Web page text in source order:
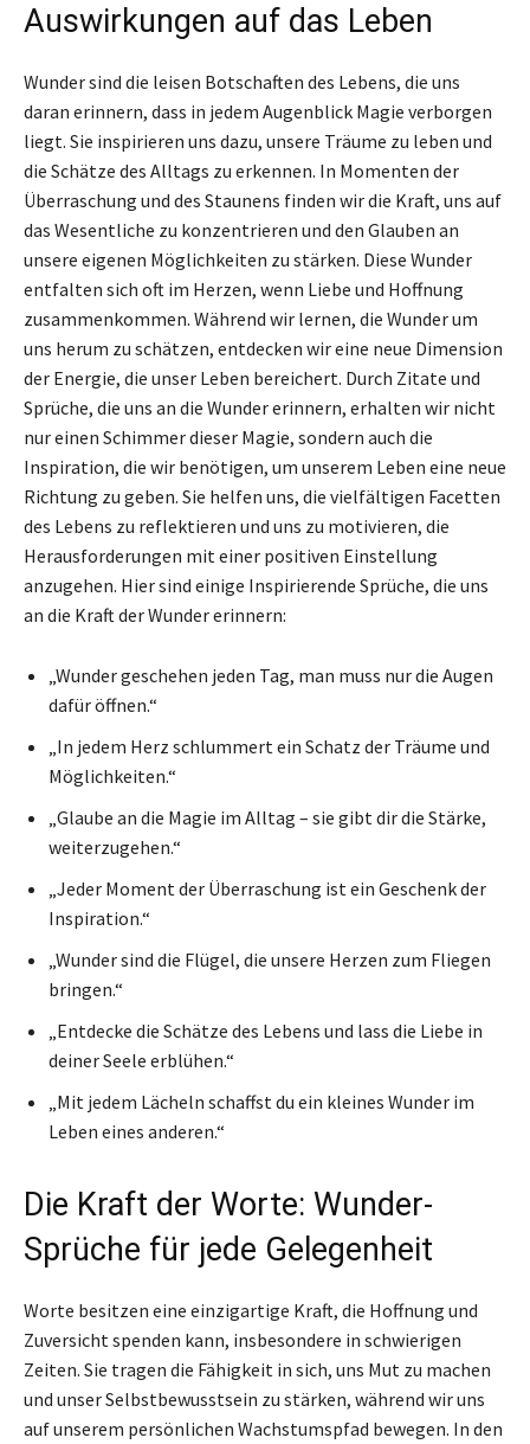
Auswirkungen auf das Leben
Wunder sind die leisen Botschaften des Lebens, die uns
daran erinnern, dass in jedem Augenblick Magie verborgen
liegt. Sie inspirieren uns dazu, unsere Träume zu leben und
die Schätze des Alltags zu erkennen. In Momenten der
Überraschung und des Staunens finden wir die Kraft, uns auf
das Wesentliche zu konzentrieren und den Glauben an
unsere eigenen Möglichkeiten zu stärken. Diese Wunder
entfalten sich oft im Herzen, wenn Liebe und Hoffnung
zusammenkommen. Während wir lernen, die Wunder um
uns herum zu schätzen, entdecken wir eine neue Dimension
der Energie, die unser Leben bereichert. Durch Zitate und
Sprüche, die uns an die Wunder erinnern, erhalten wir nicht
nur einen Schimmer dieser Magie, sondern auch die
Inspiration, die wir benötigen, um unserem Leben eine neue
Richtung zu geben. Sie helfen uns, die vielfältigen Facetten
des Lebens zu reflektieren und uns zu motivieren, die
Herausforderungen mit einer positiven Einstellung
anzugehen. Hier sind einige Inspirierende Sprüche, die uns
an die Kraft der Wunder erinnern:
„Wunder geschehen jeden Tag, man muss nur die Augen
dafür öffnen.“
„In jedem Herz schlummert ein Schatz der Träume und
Möglichkeiten.“
„Glaube an die Magie im Alltag – sie gibt dir die Stärke,
weiterzugehen.“
„Jeder Moment der Überraschung ist ein Geschenk der
Inspiration.“
„Wunder sind die Flügel, die unsere Herzen zum Fliegen
bringen.“
„Entdecke die Schätze des Lebens und lass die Liebe in
deiner Seele erblühen.“
„Mit jedem Lächeln schaffst du ein kleines Wunder im
Leben eines anderen.“
Die Kraft der Worte: Wunder-
Sprüche für jede Gelegenheit
Worte besitzen eine einzigartige Kraft, die Hoffnung und
Zuversicht spenden kann, insbesondere in schwierigen
Zeiten. Sie tragen die Fähigkeit in sich, uns Mut zu machen
und unser Selbstbewusstsein zu stärken, während wir uns
auf unserem persönlichen Wachstumspfad bewegen. In den